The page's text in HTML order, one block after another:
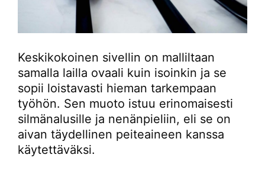
Keskikokoinen sivellin on malliltaan
samalla lailla ovaali kuin isoinkin ja se
sopii loistavasti hieman tarkempaan
työhön. Sen muoto istuu erinomaisesti
silmänalusille ja nenänpieliin, eli se on
aivan täydellinen peiteaineen kanssa
käytettäväksi.